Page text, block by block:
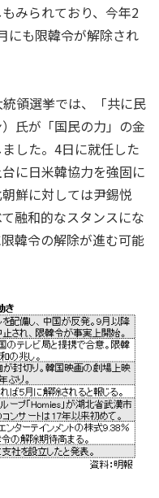
みられており、今年2
にも限韓令が解除され
領選挙では、「共に民
氏が「国民の力」の金
した。4日に就任した
に日米韓協力を強固に
鮮に対しては尹錫悦
融和的なスタンスにな
韓令の解除が進む可能